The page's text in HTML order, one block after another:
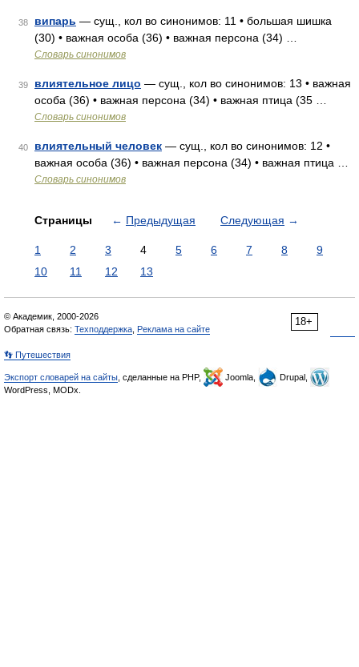
38 випарь — сущ., кол во синонимов: 11 • большая шишка
(30) • важная особа (36) • важная персона (34) …
Словарь синонимов
39 влиятельное лицо — сущ., кол во синонимов: 13 • важная
особа (36) • важная персона (34) • важная птица (35 …
Словарь синонимов
40 влиятельный человек — сущ., кол во синонимов: 12 •
важная особа (36) • важная персона (34) • важная птица …
Словарь синонимов
Страницы ← Предыдущая Следующая →
1 2 3 4 5 6 7 8
9
10
11 12 13
18+
© Академик, 2000-2026
Обратная связь: Техподдержка Реклама на сайте
👣 Путешествия
Экспорт словарей на сайты , сделанные на PHP, Joomla,
Drupal,
WordPress, MODx.